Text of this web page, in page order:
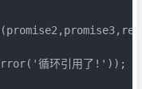
循环引用了!'));